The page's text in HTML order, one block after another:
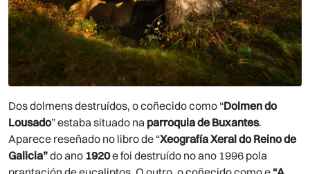
Dos dolmens destruídos, o coñecido como “Dolmen do
Lousado” estaba situado na parroquia de Buxantes.
Aparece reseñado no libro de “Xeografía Xeral do Reino de
Galicia”do ano 1920e foi destruído no ano 1996 pola